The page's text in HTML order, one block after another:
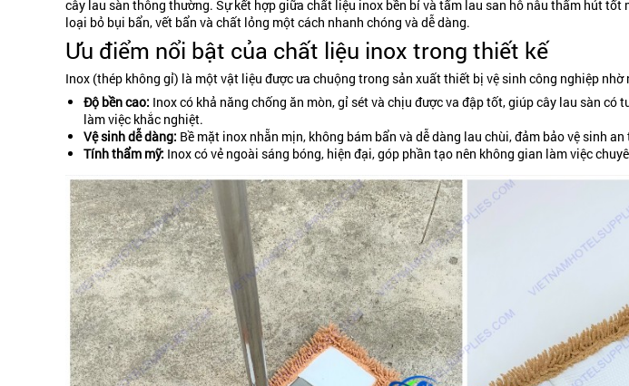
cây lau sàn thông thường. Sự kết hợp giữa chất liệu inox bền bỉ và tấm lau san hô nâu thấm hút tốt
loại bỏ bụi bẩn, vết bẩn và chất lỏng một cách nhanh chóng và dễ dàng.
Ưu điểm nổi bật của chất liệu inox trong thiết kế
Inox (thép không gỉ) là một vật liệu được ưa chuộng trong sản xuất thiết bị vệ sinh công nghiệp
Độ bền cao: Inox có khả năng chống ăn mòn, gỉ sét và chịu được va đập tốt, giúp cây lau sàn
làm việc khắc nghiệt.
Vệ sinh dễ dàng: Bề mặt inox nhẵn mịn, không bám bẩn và dễ dàng lau chùi, đảm bảo vệ sinh
Tính thẩm mỹ: Inox có vẻ ngoài sáng bóng, hiện đại, góp phần tạo nên không gian làm việc